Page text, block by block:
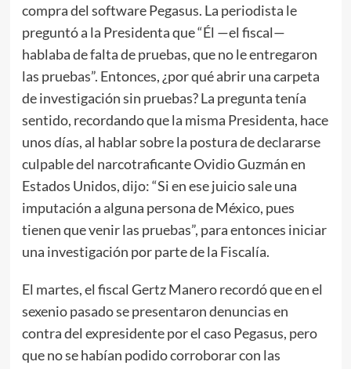
compra del software Pegasus. La periodista le
preguntó a la Presidenta que “Él —el fiscal—
hablaba de falta de pruebas, que no le entregaron
las pruebas”. Entonces, ¿por qué abrir una carpeta
de investigación sin pruebas? La pregunta tenía
sentido, recordando que la misma Presidenta, hace
unos días, al hablar sobre la postura de declararse
culpable del narcotraficante Ovidio Guzmán en
Estados Unidos, dijo: “Si en ese juicio sale una
imputación a alguna persona de México, pues
tienen que venir las pruebas”, para entonces iniciar
una investigación por parte de la Fiscalía.
El martes, el fiscal Gertz Manero recordó que en el
sexenio pasado se presentaron denuncias en
contra del expresidente por el caso Pegasus, pero
que no se habían podido corroborar con las